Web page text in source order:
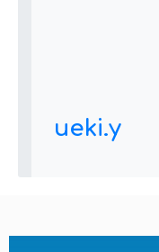
ueki.y